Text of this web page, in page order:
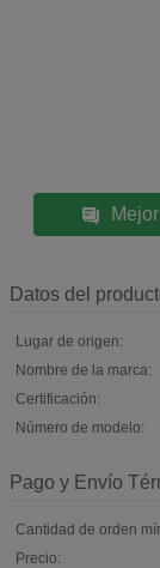
Datos del
Lugar de origen:
Nombre de la marca:
Certificación:
Número de modelo:
Pago y Envío
Cantidad de orden
Precio: